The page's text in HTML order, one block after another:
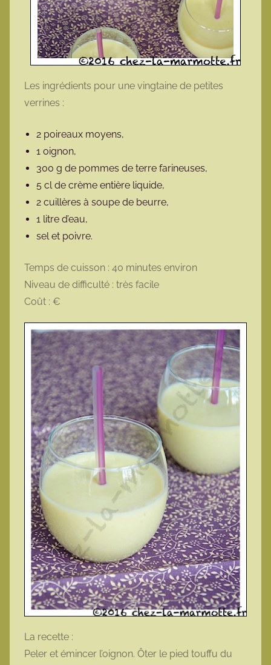
Les ingrédients pour une vingtaine de petites
verrines :
2 poireaux moyens,
1 oignon,
300 g de pommes de terre farineuses,
5 cl de crème entière liquide,
2 cuillères à soupe de beurre,
1 litre d’eau,
sel et poivre.
Temps de cuisson : 40 minutes environ
Niveau de difficulté : très facile
Coût : €
La recette :
Peler et émincer l’oignon. Ôter le pied touffu du